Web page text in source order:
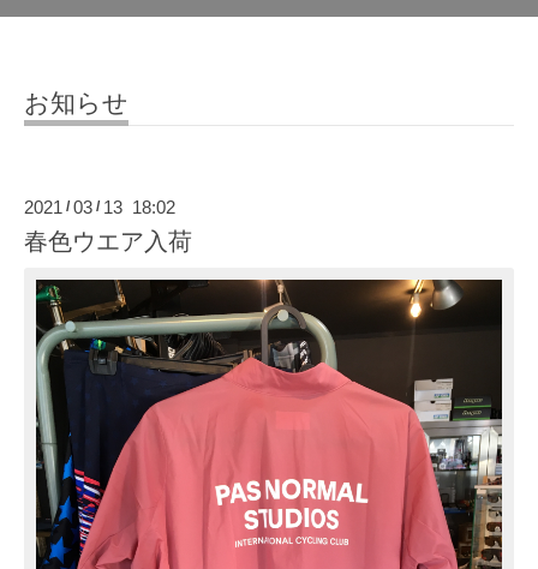
お知らせ
2021 / 03 / 13 18:02
春色ウエア入荷